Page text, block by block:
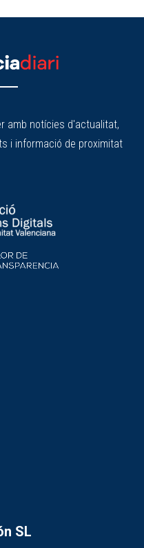
amb notícies d'actualitat,
i informació de proximitat
SL